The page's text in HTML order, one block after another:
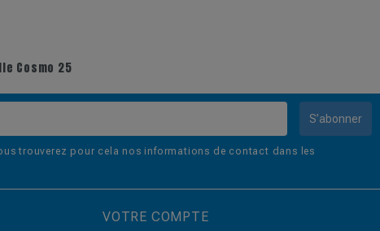
Cosmo 25
S’abonner
trouverez pour cela nos informations de contact dans les
VOTRE COMPTE